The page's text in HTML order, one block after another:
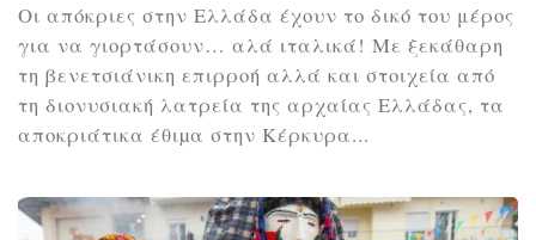
Οι απόκριες στην Ελλάδα έχουν το δικό του μέρος
για να γιορτάσουν… αλά ιταλικά! Με ξεκάθαρη
τη βενετσιάνικη επιρροή αλλά και στοιχεία από
τη διονυσιακή λατρεία της αρχαίας Ελλάδας, τα
αποκριάτικα έθιµα στην Κέρκυρα...